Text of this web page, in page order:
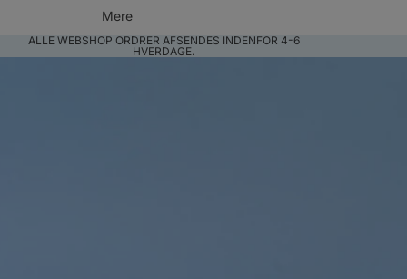
Mere
ALLE WEBSHOP ORDRER AFSENDES INDENFOR 4-6
HVERDAGE.
Gå til produktoplysninger